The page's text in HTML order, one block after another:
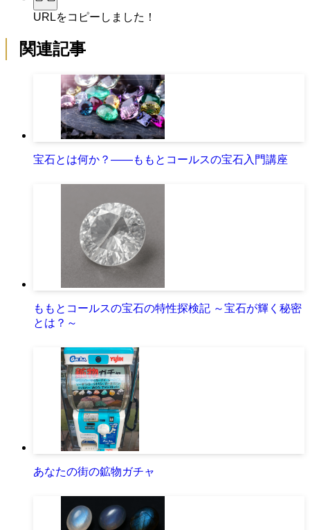
URLをコピーしました！
関連記事
宝石とは何か？――ももとコールスの宝石入門講座
ももとコールスの宝石の特性探検記 ～宝石が輝く秘密
とは？～
あなたの街の鉱物ガチャ